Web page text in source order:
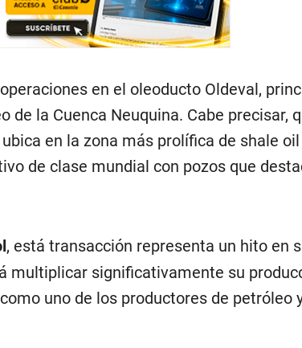
en el oleoducto Oldeval,
de la Cuenca Neuquina. Cabe precisar,
en la zona más prolífica de shale
de clase mundial con pozos que
, está transacción representa un hito en
multiplicar significativamente su
uno de los productores de petróleo